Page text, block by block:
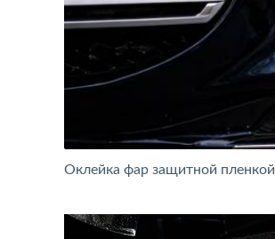
Оклейка фар защитной пленкой